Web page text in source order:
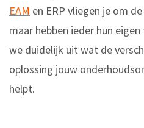
EAM en ERP vliegen je om
maar hebben ieder hun
we duidelijk uit wat de
oplossing jouw
helpt.